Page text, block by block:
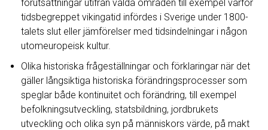
förutsättningar utifrån valda områden till exempel varför
tidsbegreppet vikingatid infördes i Sverige under 1800-
talets slut eller jämförelser med tidsindelningar i någon
utomeuropeisk kultur.
Olika historiska frågeställningar och förklaringar när det
gäller långsiktiga historiska förändringsprocesser som
speglar både kontinuitet och förändring, till exempel
befolkningsutveckling, statsbildning, jordbrukets
utveckling och olika syn på människors värde, på makt